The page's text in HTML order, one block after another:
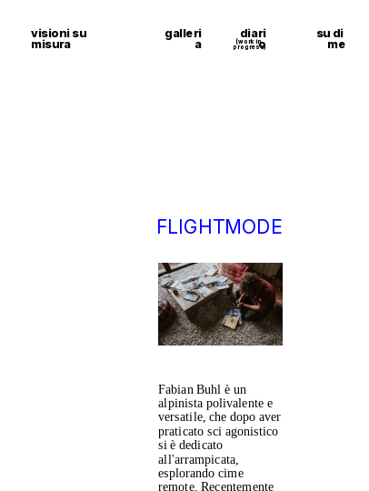
(work in
progress)
visioni su
misura
galleri
a
diari
o
su di
me
FLIGHTMODE
Fabian Buhl è un
alpinista polivalente e
versatile, che dopo aver
praticato sci agonistico
si è dedicato
all'arrampicata,
esplorando cime
remote. Recentemente